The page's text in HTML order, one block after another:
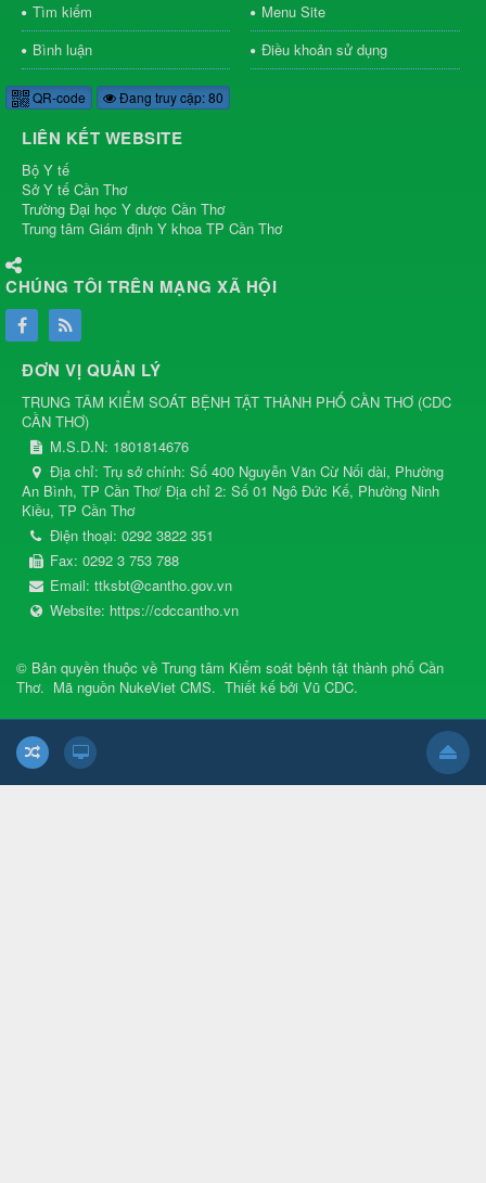
Tìm kiếm
Menu Site
Bình luận
Điều khoản sử dụng
QR-code Đang truy cập: 80
LIÊN KẾT WEBSITE
Bộ Y tế
Sở Y tế Cần Thơ
Trường Đại học Y dược Cần Thơ
Trung tâm Giám định Y khoa TP Cần Thơ
CHÚNG TÔI TRÊN MẠNG XÃ HỘI
ĐƠN VỊ QUẢN LÝ
TRUNG TÂM KIỂM SOÁT BỆNH TẬT THÀNH PHỐ CẦN THƠ (CDC
CẦN THƠ)
M.S.D.N: 1801814676
Địa chỉ: Trụ sở chính: Số 400 Nguyễn Văn Cừ Nối dài, Phường
An Bình, TP Cần Thơ/ Địa chỉ 2: Số 01 Ngô Đức Kế, Phường Ninh
Kiều, TP Cần Thơ
Điện thoại: 0292 3822 351
Fax: 0292 3 753 788
Email: ttksbt@cantho.gov.vn
Website: https://cdccantho.vn
© Bản quyền thuộc về Trung tâm Kiểm soát bệnh tật thành phố Cần
Thơ. Mã nguồn NukeViet CMS. Thiết kế bởi Vũ CDC.